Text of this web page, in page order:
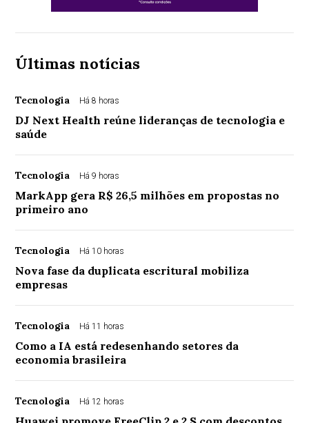
Últimas notícias
Tecnologia Há 8 horas
DJ Next Health reúne lideranças de tecnologia e
saúde
Tecnologia Há 9 horas
MarkApp gera R$ 26,5 milhões em propostas no
primeiro ano
Tecnologia Há 10 horas
Nova fase da duplicata escritural mobiliza
empresas
Tecnologia Há 11 horas
Como a IA está redesenhando setores da
economia brasileira
Tecnologia Há 12 horas